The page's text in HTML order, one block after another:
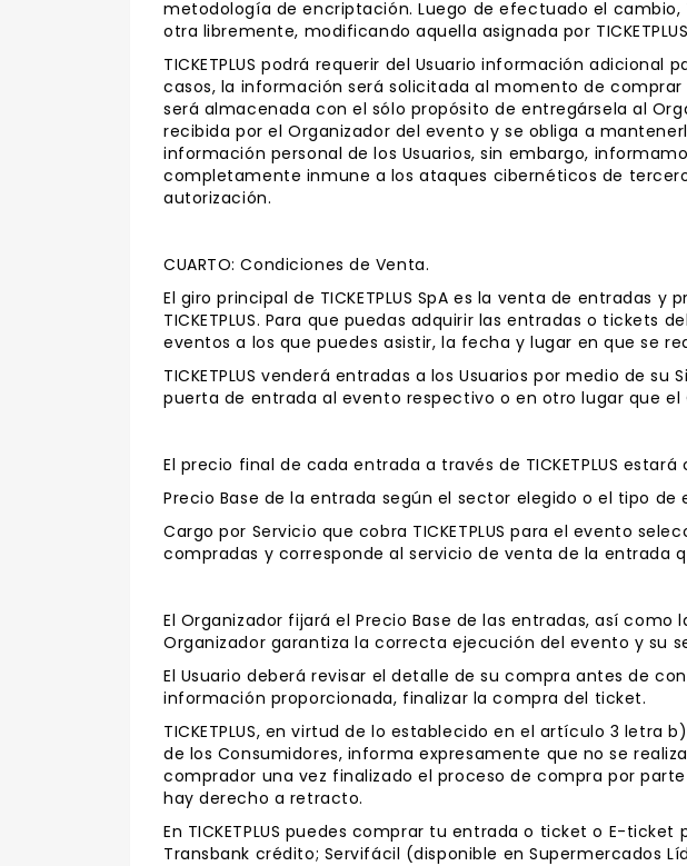
metodología de encriptación. Luego de efectuado el cambio,
otra libremente, modificando aquella asignada por
TICKETPLUS podrá requerir del Usuario información
casos, la información será solicitada al momento de
será almacenada con el sólo propósito de entregársela al
recibida por el Organizador del evento y se obliga a
información personal de los Usuarios, sin embargo,
completamente inmune a los ataques cibernéticos de
autorización.
CUARTO: Condiciones de Venta.
El giro principal de TICKETPLUS SpA es la venta de
TICKETPLUS. Para que puedas adquirir las entradas o
eventos a los que puedes asistir, la fecha y lugar en que se
TICKETPLUS venderá entradas a los Usuarios por medio de
puerta de entrada al evento respectivo o en otro lugar que
El precio final de cada entrada a través de TICKETPLUS
Precio Base de la entrada según el sector elegido o el tipo de
Cargo por Servicio que cobra TICKETPLUS para el evento
compradas y corresponde al servicio de venta de la entrada
El Organizador fijará el Precio Base de las entradas, así
Organizador garantiza la correcta ejecución del evento y su
El Usuario deberá revisar el detalle de su compra antes de
información proporcionada, finalizar la compra del ticket.
TICKETPLUS, en virtud de lo establecido en el artículo 3 letra
de los Consumidores, informa expresamente que no se
comprador una vez finalizado el proceso de compra por
hay derecho a retracto.
En TICKETPLUS puedes comprar tu entrada o ticket o E-
Transbank crédito; Servifácil (disponible en Supermercados